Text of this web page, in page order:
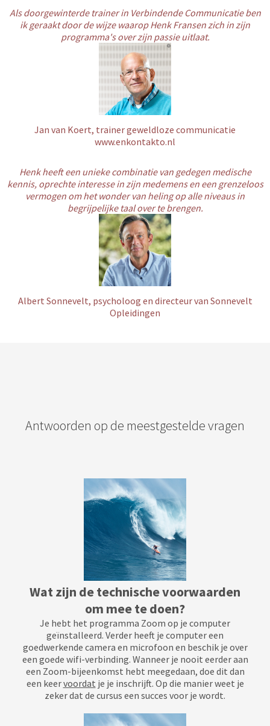
Als doorgewinterde trainer in Verbindende Communicatie ben
ik geraakt door de wijze waarop Henk Fransen zich in zijn
programma's over zijn passie uitlaat.
Jan van Koert, trainer geweldloze communicatie
www.enkontakto.nl
Henk heeft een unieke combinatie van gedegen medische
kennis, oprechte interesse in zijn medemens en een grenzeloos
vermogen om het wonder van heling op alle niveaus in
begrijpelijke taal over te brengen.
Albert Sonnevelt, psycholoog en directeur van Sonnevelt
Opleidingen
Antwoorden op de meestgestelde vragen
Wat zijn de technische voorwaarden
om mee te doen?
Je hebt het programma Zoom op je computer
geïnstalleerd. Verder heeft je computer een
goedwerkende camera en microfoon en beschik je over
een goede wifi-verbinding. Wanneer je nooit eerder aan
een Zoom-bijeenkomst hebt meegedaan, doe dit dan
een keervoordat je je inschrijft. Op die manier weet je
zeker dat de cursus een succes voor je wordt.